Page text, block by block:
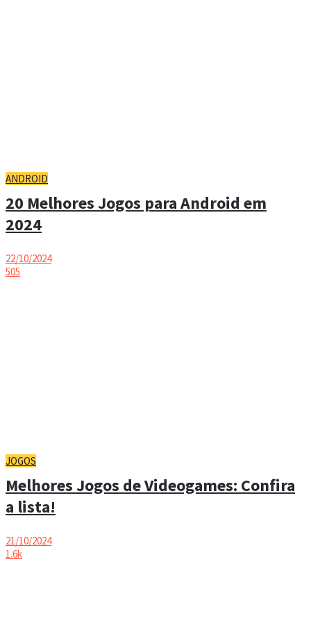
ANDROID
20 Melhores Jogos para Android em
2024
22/10/2024
505
JOGOS
Melhores Jogos de Videogames: Confira
a lista!
21/10/2024
1.6k